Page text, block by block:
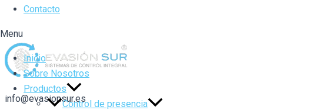
Contacto
Menu
Inicio
Sobre Nosotros
Productos
Control de presencia
info@evasionsur.es